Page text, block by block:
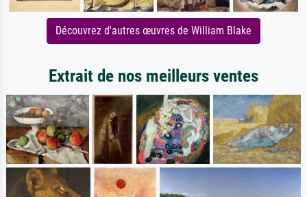
Découvrez d'autres œuvres de William Blake
Extrait de nos meilleurs ventes